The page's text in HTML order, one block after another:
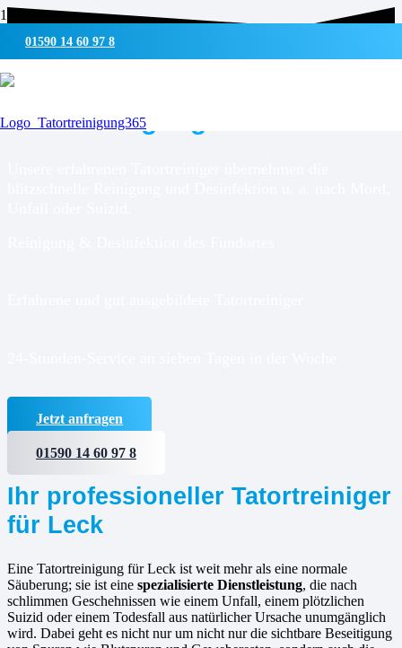
01590 14 60 97 8
UMWELTSCHONENDE REINIGUNG & DESINFEKTION
Tatortreinigung für
Jetzt anfragen
01590 14 60 97 8
Ihr professioneller Tatortreiniger
für Leck
Eine Tatortreinigung für Leck ist weit mehr als eine normale
Säuberung; sie ist eine spezialisierte Dienstleistung, die nach
schlimmen Geschehnissen wie einem Unfall, einem plötzlichen
Suizid oder einem Todesfall aus natürlicher Ursache unumgänglich
wird. Dabei geht es nicht nur um nicht nur die sichtbare Beseitigung